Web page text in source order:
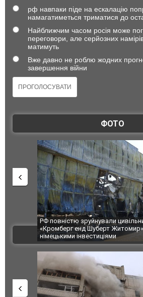
рф навпаки піде на ескалацію
намагатиметься триматися до
Найближчим часом росія може
переговори, але серйозних
матимуть
Вже давно не роблю жодних
завершення війни
ФОТО
зруйнували цивільний завод
енд Шуберт Житомир» зі 100%
інвестиціями
В
ВІДЕО